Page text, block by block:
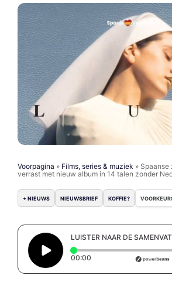
Voorpagina » Films, series & muziek » Spaanse
verrast met nieuw album in 14 talen zonder
+ NIEUWS NIEUWSBRIEF KOFFIE?
LUISTER NAAR DE
00:00 Elapsed time: 0 seconds